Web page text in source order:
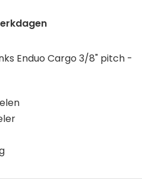
Enduo Cargo 3/8" pitch -